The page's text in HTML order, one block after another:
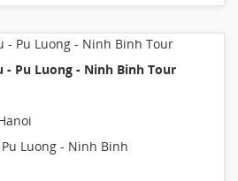
- Pu Luong - Ninh Binh Tour
Luong - Ninh Binh